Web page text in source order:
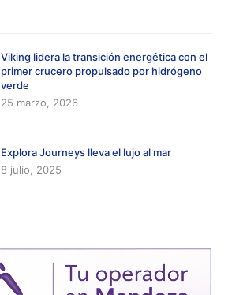
Viking lidera la transición energética con el
primer crucero propulsado por hidrógeno
verde
25 marzo, 2026
Explora Journeys lleva el lujo al mar
8 julio, 2025